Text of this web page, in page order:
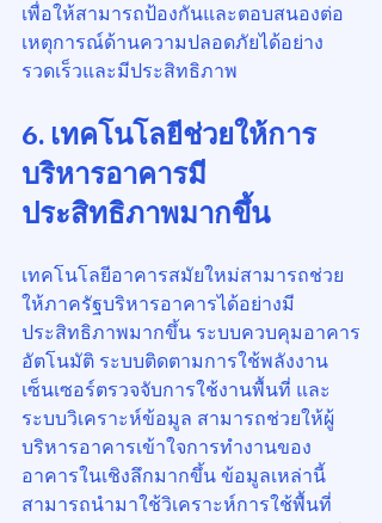
เพื่อให้สามารถป้องกันและตอบสนองต่อ
เหตุการณ์ด้านความปลอดภัยได้อย่าง
รวดเร็วและมีประสิทธิภาพ
6. เทคโนโลยีช่วยให้การ
บริหารอาคารมี
ประสิทธิภาพมากขึ้น
เทคโนโลยีอาคารสมัยใหม่สามารถช่วย
ให้ภาครัฐบริหารอาคารได้อย่างมี
ประสิทธิภาพมากขึ้น ระบบควบคุมอาคาร
อัตโนมัติ ระบบติดตามการใช้พลังงาน
เซ็นเซอร์ตรวจจับการใช้งานพื้นที่ และ
ระบบวิเคราะห์ข้อมูล สามารถช่วยให้ผู้
บริหารอาคารเข้าใจการทำงานของ
อาคารในเชิงลึกมากขึ้น ข้อมูลเหล่านี้
สามารถนำมาใช้วิเคราะห์การใช้พื้นที่